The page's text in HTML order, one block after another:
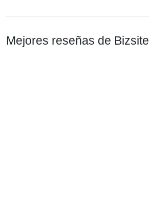
Mejores reseñas de Bizsite